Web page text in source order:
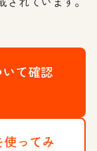
て確認
ってみ